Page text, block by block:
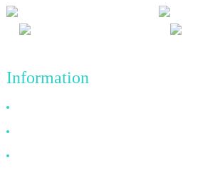
Information